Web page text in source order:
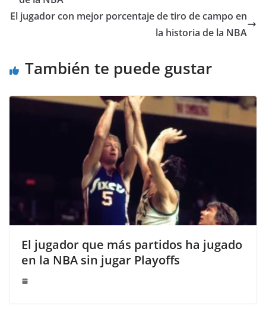
El jugador con mejor porcentaje de tiro de campo en
la historia de la NBA
También te puede gustar
El jugador que más partidos ha jugado
en la NBA sin jugar Playoffs